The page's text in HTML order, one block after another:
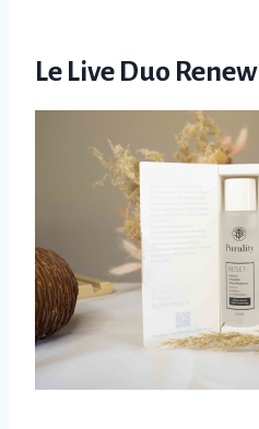
Le Live Duo Renew